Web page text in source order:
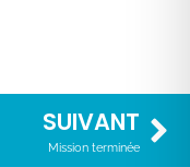
SUIVANT
Mission terminée